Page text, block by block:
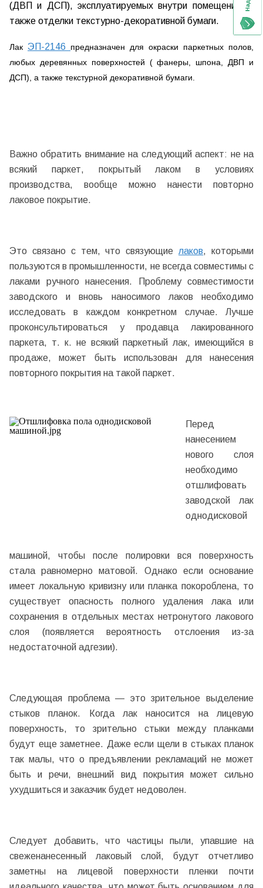
(ДВП и ДСП), эксплуатируемых внутри помещения, а
также отделки текстурно-декоративной бумаги.
Лак ЭП-2146
предназначен для окраски паркетных полов,
любых деревянных поверхностей ( фанеры, шпона, ДВП и
ДСП), а также текстурной декоративной бумаги.
Важно обратить внимание на следующий аспект: не на
всякий паркет, покрытый лаком в условиях
производства, вообще можно нанести повторно
лаковое покрытие.
Это связано с тем, что связующиелаков, которыми
пользуются в промышленности, не всегда совместимы с
лаками ручного нанесения. Проблему совместимости
заводского и вновь наносимого лаков необходимо
исследовать в каждом конкретном случае. Лучше
проконсультироваться у продавца лакированного
паркета, т. к. не всякий паркетный лак, имеющийся в
продаже, может быть использован для нанесения
повторного покрытия на такой паркет.
Перед
нанесением
нового слоя
необходимо
отшлифовать
заводской лак
однодисковой
машиной, чтобы после полировки вся поверхность
стала равномерно матовой. Однако если основание
имеет локальную кривизну или планка покороблена, то
существует опасность полного удаления лака или
сохранения в отдельных местах нетронутого лакового
слоя (появляется вероятность отслоения из-за
недостаточной адгезии).
Следующая проблема — это зрительное выделение
стыков планок. Когда лак наносится на лицевую
поверхность, то зрительно стыки между планками
будут еще заметнее. Даже если щели в стыках планок
так малы, что о предъявлении рекламаций не может
быть и речи, внешний вид покрытия может сильно
ухудшиться и заказчик будет недоволен.
Следует добавить, что частицы пыли, упавшие на
свеженанесенный лаковый слой, будут отчетливо
заметны на лицевой поверхности пленки почти